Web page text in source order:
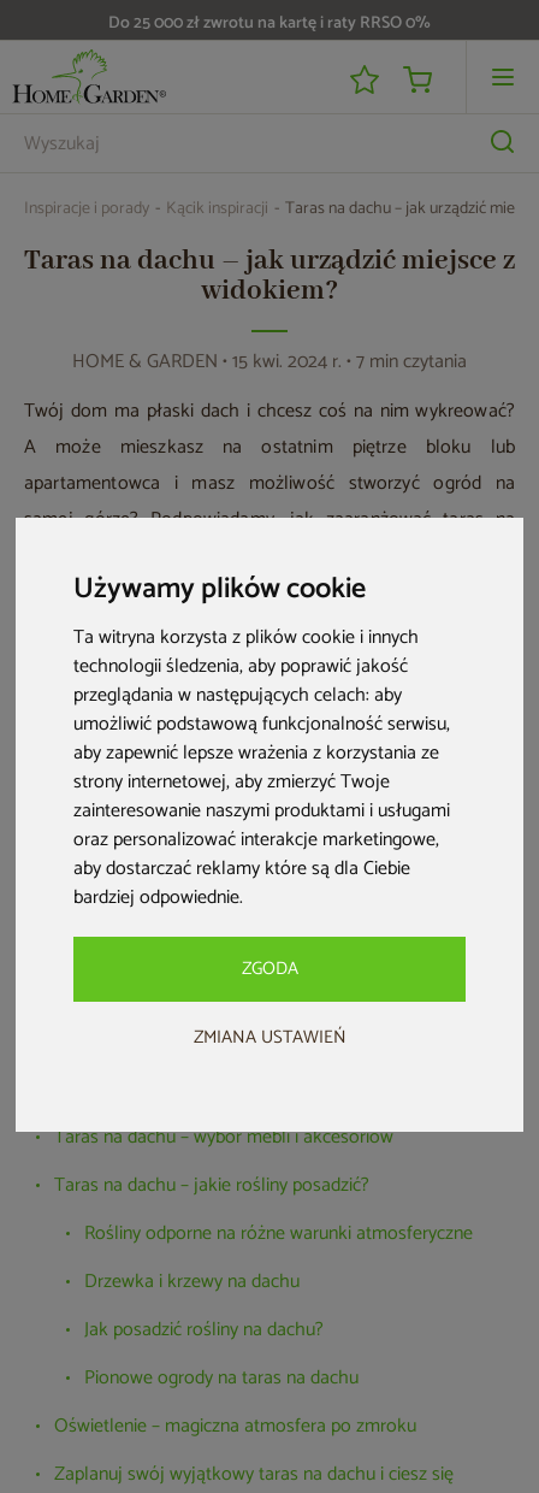
Używamy plików cookie
Ta witryna korzysta z plików cookie i innych
technologii śledzenia, aby poprawić jakość
przeglądania w następujących celach:aby
umożliwić podstawową funkcjonalność serwisu,
aby zapewnić lepsze wrażenia z korzystania ze
strony internetowej,aby zmierzyć Twoje
zainteresowanie naszymi produktami i usługami
oraz personalizować interakcje marketingowe,
aby dostarczać reklamy które są dla Ciebie
bardziej odpowiednie.
ZGODA
ZMIANA USTAWIEŃ
Do 25 000 zł zwrotu na kartę i raty RRSO 0%
Inspiracje i porady Kącik inspiracji Taras na dachu – jak urządzić
Taras na dachu – jak urządzić miejsce z
widokiem?
HOME & GARDEN• 15 kwi. 2024 r. • 7 min czytania
Twój dom ma płaski dach i chcesz coś na nim wykreować?
A może mieszkasz na ostatnim piętrze bloku lub
apartamentowca i masz możliwość stworzyć ogród na
samej górze? Podpowiadamy, jak zaaranżować taras na
budynku!
Aranżacja tarasu na dachu – o czym pamiętać przy
projektowaniu przestrzeni?
Taras na dachu – wybór mebli i akcesoriów
Taras na dachu – jakie rośliny posadzić?
Rośliny odporne na różne warunki atmosferyczne
Drzewka i krzewy na dachu
Jak posadzić rośliny na dachu?
Pionowe ogrody na taras na dachu
Oświetlenie – magiczna atmosfera po zmroku
Zaplanuj swój wyjątkowy taras na dachu i ciesz się